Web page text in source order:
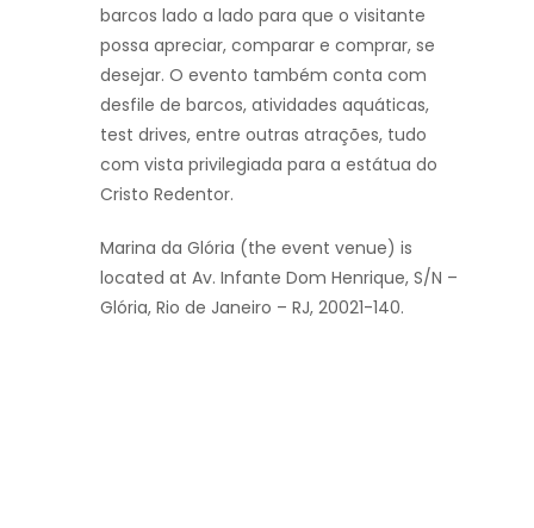
barcos lado a lado para que o visitante
possa apreciar, comparar e comprar, se
desejar. O evento também conta com
desfile de barcos, atividades aquáticas,
test drives, entre outras atrações, tudo
com vista privilegiada para a estátua do
Cristo Redentor.
Marina da Glória (the event venue) is
located at Av. Infante Dom Henrique, S/N –
Glória, Rio de Janeiro – RJ, 20021-140.